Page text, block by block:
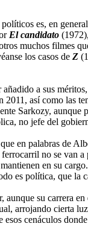
es, en
El candidato
muchos filmes
los casos de Z
a sus
2011, así como las
Sarkozy,
no jefe del
en palabras de
no se
en su
es política, que la
su carrera
arrojando cierta
cenáculos